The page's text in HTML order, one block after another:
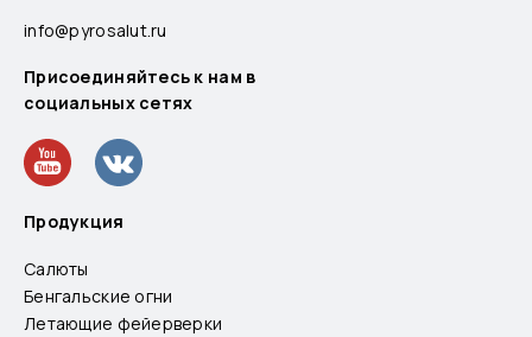
info@pyrosalut.ru
Присоединяйтесь к нам в
социальных сетях
Продукция
Салюты
Бенгальские огни
Летающие фейерверки